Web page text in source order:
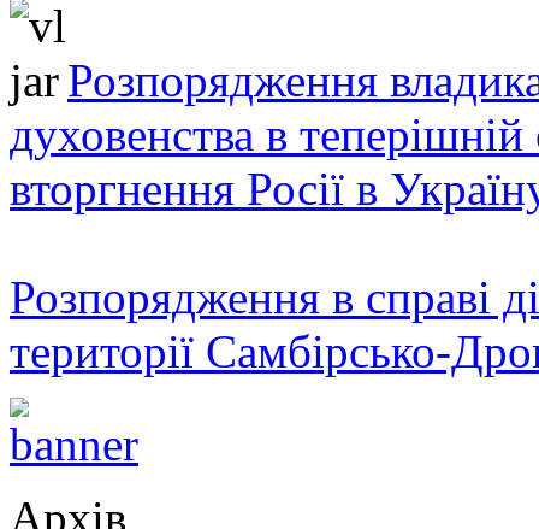
Розпорядження
духовенства в теперішній
вторгнення Росії в
Розпорядження в справі
території Самбірсько-
Архів